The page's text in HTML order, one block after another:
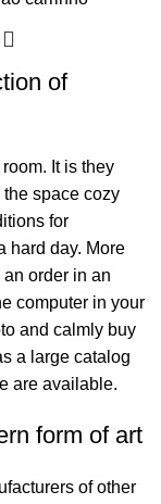
of
It is they
space cozy
for
hard day. More
order in an
computer in your
and calmly buy
a large catalog
are available.
form of art
of other